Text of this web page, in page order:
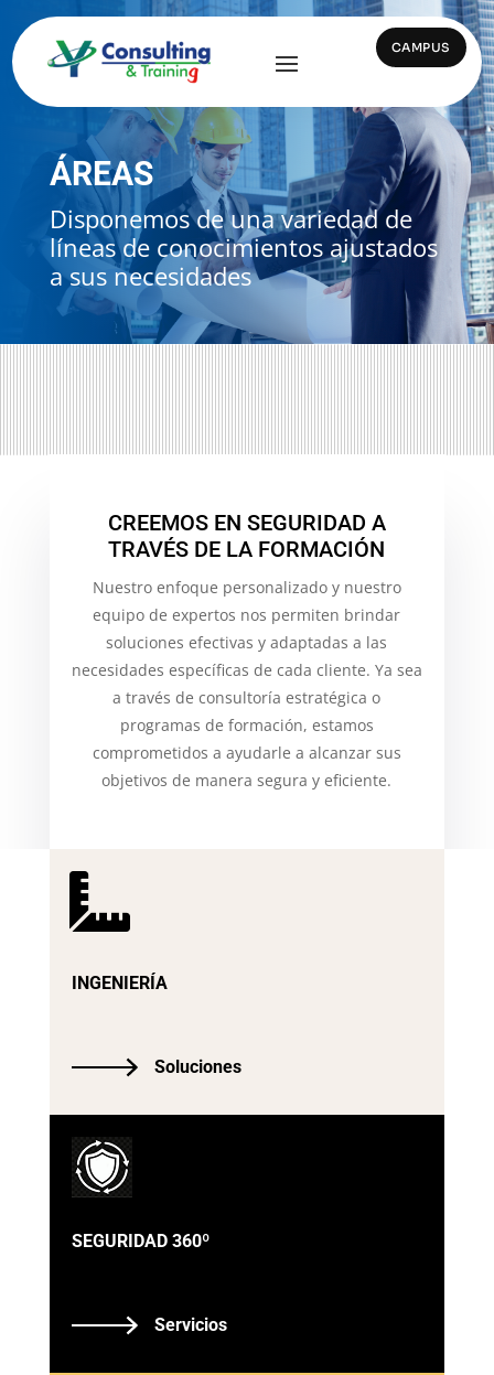
CAMPUS
ÁREAS
Disponemos de una variedad de
líneas de conocimientos ajustados
a sus necesidades
CREEMOS EN SEGURIDAD A
TRAVÉS DE LA FORMACIÓN
Nuestro enfoque personalizado y nuestro
equipo de expertos nos permiten brindar
soluciones efectivas y adaptadas a las
necesidades específicas de cada cliente. Ya sea
a través de consultoría estratégica o
programas de formación, estamos
comprometidos a ayudarle a alcanzar sus
objetivos de manera segura y eficiente.

INGENIERÍA
Soluciones
SEGURIDAD 360º
Servicios